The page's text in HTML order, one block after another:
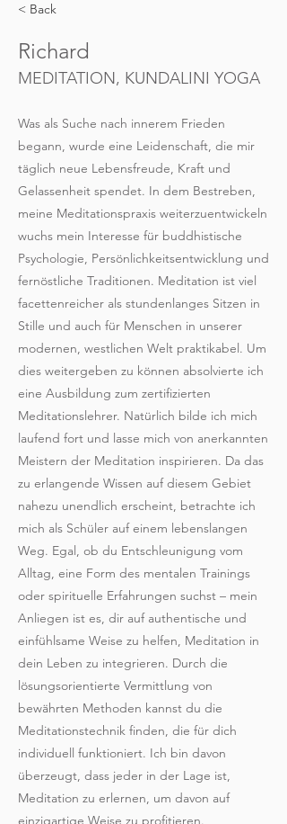
< Back
Richard
MEDITATION, KUNDALINI YOGA
Was als Suche nach innerem Frieden
begann, wurde eine Leidenschaft, die mir
täglich neue Lebensfreude, Kraft und
Gelassenheit spendet. In dem Bestreben,
meine Meditationspraxis weiterzuentwickeln
wuchs mein Interesse für buddhistische
Psychologie, Persönlichkeitsentwicklung und
fernöstliche Traditionen. Meditation ist viel
facettenreicher als stundenlanges Sitzen in
Stille und auch für Menschen in unserer
modernen, westlichen Welt praktikabel. Um
dies weitergeben zu können absolvierte ich
eine Ausbildung zum zertifizierten
Meditationslehrer. Natürlich bilde ich mich
laufend fort und lasse mich von anerkannten
Meistern der Meditation inspirieren. Da das
zu erlangende Wissen auf diesem Gebiet
nahezu unendlich erscheint, betrachte ich
mich als Schüler auf einem lebenslangen
Weg. Egal, ob du Entschleunigung vom
Alltag, eine Form des mentalen Trainings
oder spirituelle Erfahrungen suchst – mein
Anliegen ist es, dir auf authentische und
einfühlsame Weise zu helfen, Meditation in
dein Leben zu integrieren. Durch die
lösungsorientierte Vermittlung von
bewährten Methoden kannst du die
Meditationstechnik finden, die für dich
individuell funktioniert. Ich bin davon
überzeugt, dass jeder in der Lage ist,
Meditation zu erlernen, um davon auf
einzigartige Weise zu profitieren.